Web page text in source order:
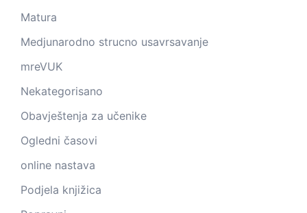
Matura
Medjunarodno strucno usavrsavanje
mreVUK
Nekategorisano
Obavještenja za učenike
Ogledni časovi
online nastava
Podjela knjižica